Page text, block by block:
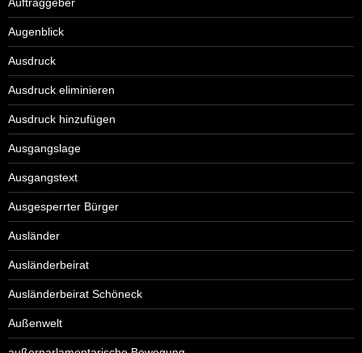
Augenblick
Ausdruck
Ausdruck eliminieren
Ausdruck hinzufügen
Ausgangslage
Ausgangstext
Ausgesperrter Bürger
Ausländer
Ausländerbeirat
Ausländerbeirat Schöneck
Außenwelt